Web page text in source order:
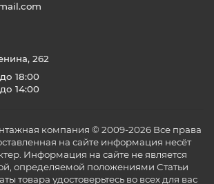
262
18:00
14:00
компания © 2009-2026 Все права
на сайте информация несёт
Информация на сайте не является
определяемой положениями Статьи
товара удостоверьтесь во всех для вас